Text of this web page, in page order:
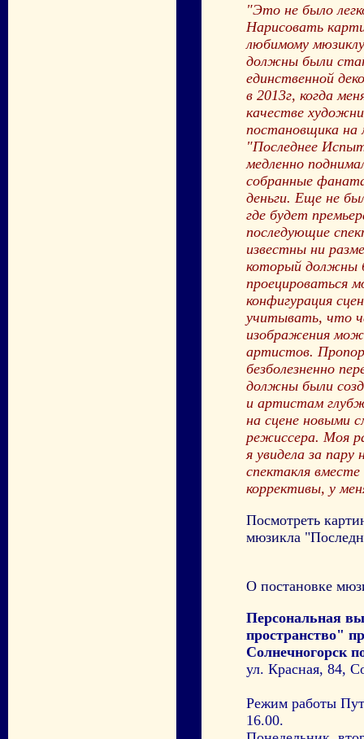
"Это не было
Нарисовать
любимому
должны были
единственной
в 2013г, когда
качестве
постановщика на
"Последнее
медленно
собранные
деньги. Еще не
где будет
последующие
известны ни
который должны
проецироваться
конфигурация
учитывать, что
изображения
артистов.
безболезненно
должны были
и артистам
на сцене новыми
режиссера. Моя
я увидела за
спектакля
коррективы, у
Посмотреть
мюзикла
О постановке
Персональная
пространство"
Солнечногорск
ул. Красная, 84,
Режим работы
16.00.